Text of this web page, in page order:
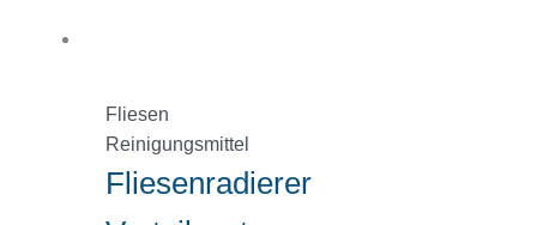
Fliesen
Reinigungsmittel
Fliesenradierer